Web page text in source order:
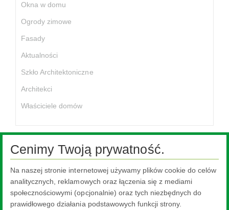
Okna w domu
Ogrody zimowe
Fasady
Aktualności
Szkło Architektoniczne
Architekci
Właściciele domów
Ta treść jest niedostępna, ponieważ wymaga włączenia plików
cookie, które są obecnie zablokowane. Aby zmienić swoje
ustawienia, kliknij tutaj.
Cenimy Twoją prywatność.
Na naszej stronie internetowej używamy plików cookie do celów
analitycznych, reklamowych oraz łączenia się z mediami
społecznościowymi (opcjonalnie) oraz tych niezbędnych do
prawidłowego działania podstawowych funkcji strony.